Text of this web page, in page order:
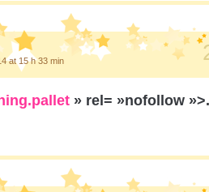
at 15 h 33 min
» rel= »nofollow